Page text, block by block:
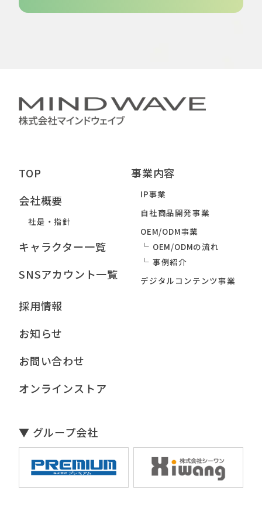
TOP
会社概要
社是・指針
キャラクター一覧
SNSアカウント一覧
事業内容
IP事業
自社商品開発事業
OEM/ODM事業
OEM/ODMの流れ
事例紹介
デジタルコンテンツ事業
採用情報
お知らせ
お問い合わせ
オンラインストア
▼ グループ会社